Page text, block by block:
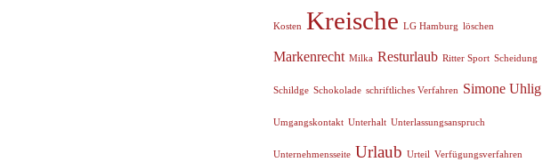
Kosten Kreische LG Hamburg löschen
Markenrecht Milka Resturlaub Ritter Sport Scheidung
Schildge Schokolade schriftliches Verfahren Simone Uhlig
Umgangskontakt Unterhalt Unterlassungsanspruch
Unternehmensseite Urlaub Urteil Verfügungsverfahren